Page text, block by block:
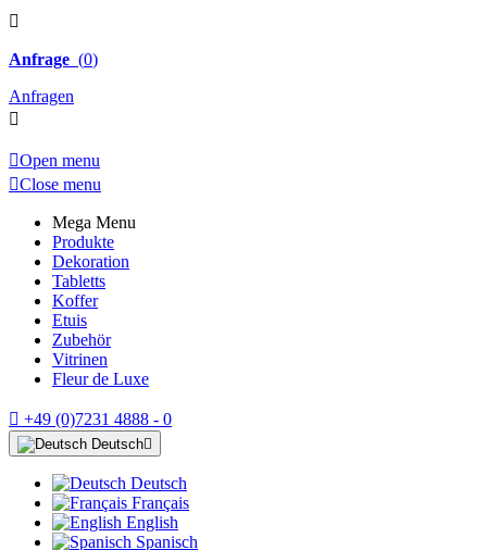

Anfrage (0)
Anfragen

Open menu
Close menu
Mega Menu
Produkte
Dekoration
Tabletts
Koffer
Etuis
Zubehör
Vitrinen
Fleur de Luxe
 +49 (0)7231 4888 - 0
Deutsch
Deutsch
Français
English
Spanisch